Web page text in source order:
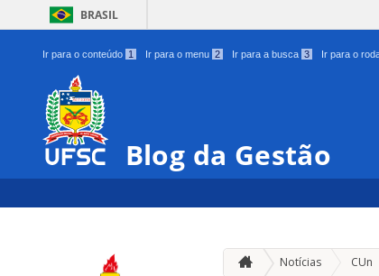
BRASIL
Ir para o conteúdo 1 Ir para o menu 2 Ir para a busca 3 Ir para o
Blog da Gestão
Notícias CUn